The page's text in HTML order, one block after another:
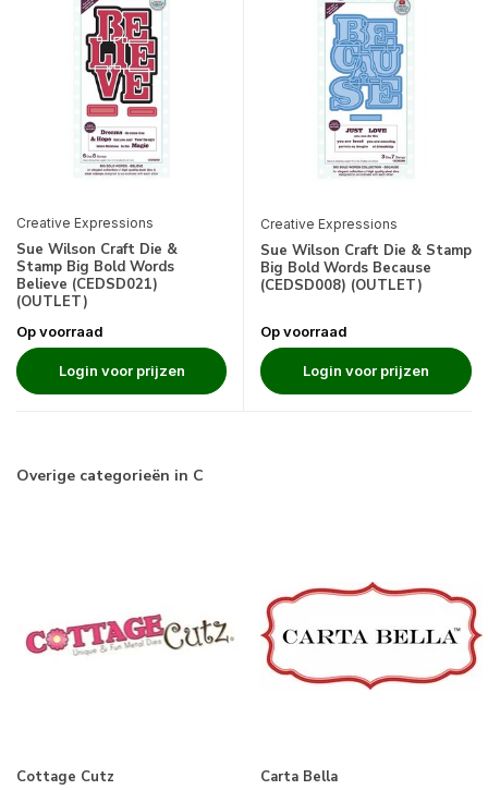
Creative Expressions
Sue Wilson Craft Die &
Stamp Big Bold Words
Believe (CEDSD021)
(OUTLET)
Op voorraad
Login voor prijzen
Creative Expressions
Sue Wilson Craft Die & Stamp
Big Bold Words Because
(CEDSD008) (OUTLET)
Op voorraad
Login voor prijzen
Overige categorieën in C
Cottage Cutz Carta Bella